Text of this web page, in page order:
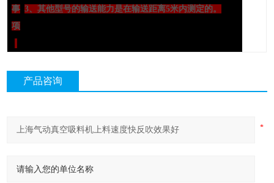
事
项
3、其他型号的输送能力是在输送距离5米内测定的。
产品咨询